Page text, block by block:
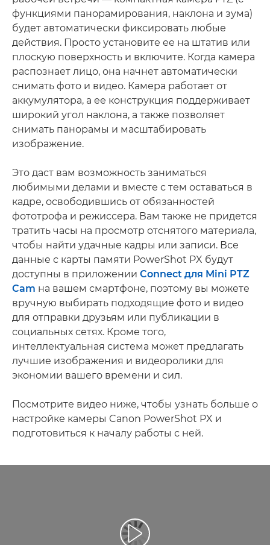
функциями панорамирования, наклона и зума)
будет автоматически фиксировать любые
действия. Просто установите ее на штатив или
плоскую поверхность и включите. Когда камера
распознает лицо, она начнет автоматически
снимать фото и видео. Камера работает от
аккумулятора, а ее конструкция поддерживает
широкий угол наклона, а также позволяет
снимать панорамы и масштабировать
изображение.
Это даст вам возможность заниматься
любимыми делами и вместе с тем оставаться в
кадре, освободившись от обязанностей
фототрофа и режиссера. Вам также не придется
тратить часы на просмотр отснятого материала,
чтобы найти удачные кадры или записи. Все
данные с карты памяти PowerShot PX будут
доступны в приложении Connect для Mini PTZ
Cam на вашем смартфоне, поэтому вы можете
вручную выбирать подходящие фото и видео
для отправки друзьям или публикации в
социальных сетях. Кроме того,
интеллектуальная система может предлагать
лучшие изображения и видеоролики для
экономии вашего времени и сил.
Посмотрите видео ниже, чтобы узнать больше о
настройке камеры Canon PowerShot PX и
подготовиться к началу работы с ней.
Воспроизведение видео